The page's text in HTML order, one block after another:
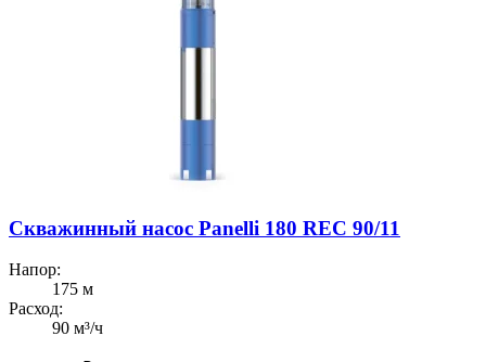
Скважинный насос Panelli 180 REC 90/11
Напор:
175 м
Расход:
90 м³/ч